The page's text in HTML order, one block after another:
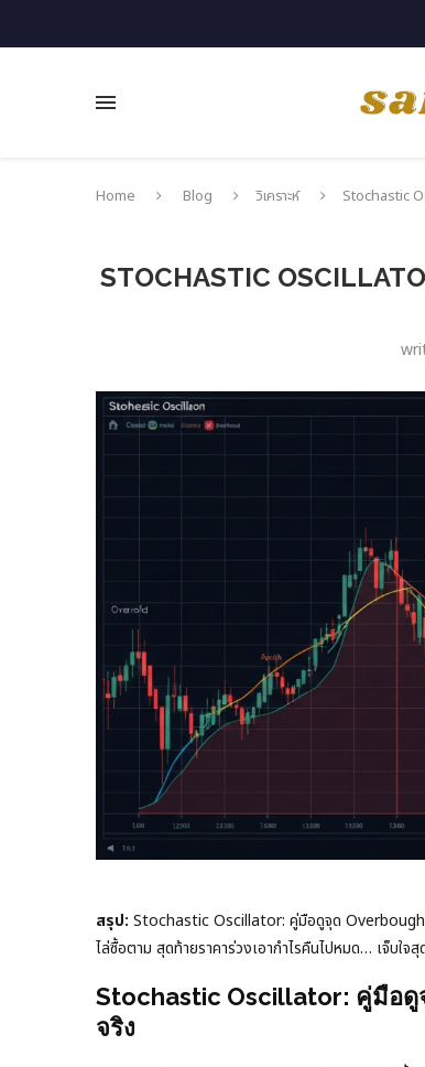
Home Blog วิเคราะห์
Stochastic
STOCHASTIC
สรุป: Stochastic Oscillator: คู่มือดูจุด
ไล่ซื้อตาม สุดท้ายราคาร่วงเอากำไรคืนไปหมด… เจ็บใ
Stochastic Oscillator: คู่มือดู
จริง